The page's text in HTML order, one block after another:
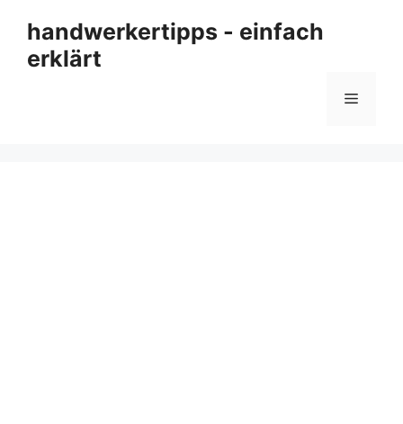
Inhalt
springen
handwerkertipps - einfach
erklärt
Menü